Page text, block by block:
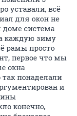
уставали, всё
для окон не
доме система
каждую зиму
рамы просто
первое что мы
окна
понаделали
и
конечно,